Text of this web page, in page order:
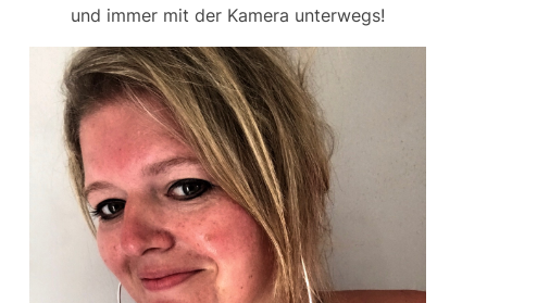
und immer mit der Kamera unterwegs!